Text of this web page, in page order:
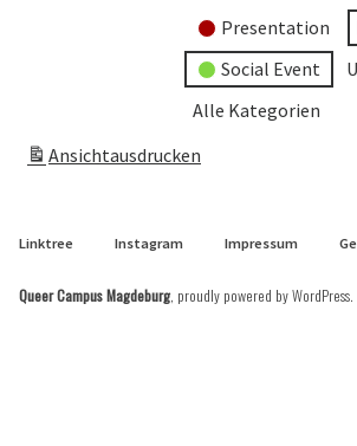
Presentation
Social Event
Alle Kategorien
Ansichtausdrucken
Linktree Instagram Impressum
Queer Campus Magdeburg, proudly powered by WordPress.